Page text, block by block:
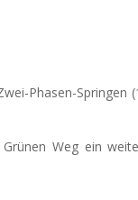
Phasen-Springen
Weg ein